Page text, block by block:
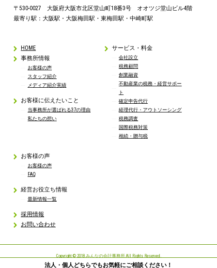
〒530-0027 大阪府大阪市北区堂山町18番3号 オオツジ堂山ビル4階
最寄り駅：大阪駅・大阪梅田駅・東梅田駅・中崎町駅
HOME
事務所情報
お客様の声
スタッフ紹介
メディア紹介実績
お客様に伝えたいこと
当事務所が選ばれる37の理由
私たちの想い
サービス・料金
会社設立
税務顧問
創業融資
不動産業の税務・経営サポー
ト
確定申告代行
経理代行・アウトソーシング
税務調査
国際税務対策
相続・贈与税
お客様の声
お客様の声
FAQ
経営お役立ち情報
最新情報一覧
採用情報
お問い合わせ
Copyright © 2018 みんなの会計事務所 All Rights Reserved.
法人・個人どちらでもお気軽にご相談ください！